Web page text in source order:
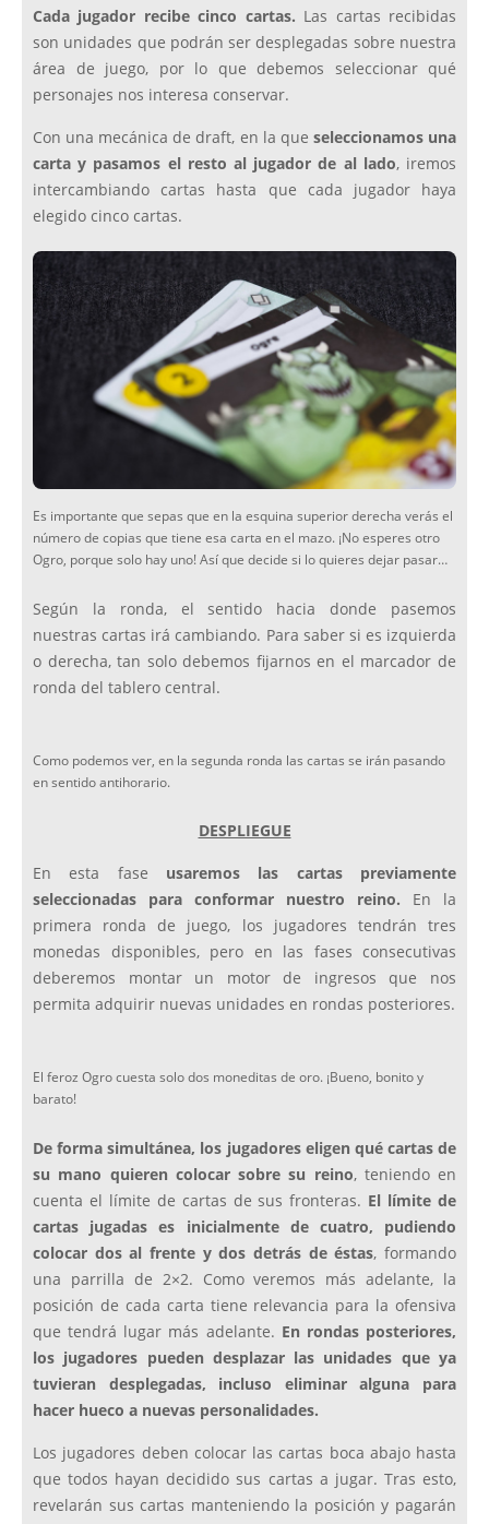
Cada jugador recibe cinco cartas. Las cartas recibidas
son unidades que podrán ser desplegadas sobre nuestra
área de juego, por lo que debemos seleccionar qué
personajes nos interesa conservar.
Con una mecánica de draft, en la que seleccionamos una
carta y pasamos el resto al jugador de al lado, iremos
intercambiando cartas hasta que cada jugador haya
elegido cinco cartas.
Es importante que sepas que en la esquina superior derecha verás el
número de copias que tiene esa carta en el mazo. ¡No esperes otro
Ogro, porque solo hay uno! Así que decide si lo quieres dejar pasar…
Según la ronda, el sentido hacia donde pasemos
nuestras cartas irá cambiando. Para saber si es izquierda
o derecha, tan solo debemos fijarnos en el marcador de
ronda del tablero central.
Como podemos ver, en la segunda ronda las cartas se irán pasando
en sentido antihorario.
DESPLIEGUE
En esta fase usaremos las cartas previamente
seleccionadas para conformar nuestro reino. En la
primera ronda de juego, los jugadores tendrán tres
monedas disponibles, pero en las fases consecutivas
deberemos montar un motor de ingresos que nos
permita adquirir nuevas unidades en rondas posteriores.
El feroz Ogro cuesta solo dos moneditas de oro. ¡Bueno, bonito y
barato!
De forma simultánea, los jugadores eligen qué cartas de
su mano quieren colocar sobre su reino, teniendo en
cuenta el límite de cartas de sus fronteras. El límite de
cartas jugadas es inicialmente de cuatro, pudiendo
colocar dos al frente y dos detrás de éstas, formando
una parrilla de 2×2. Como veremos más adelante, la
posición de cada carta tiene relevancia para la ofensiva
que tendrá lugar más adelante. En rondas posteriores,
los jugadores pueden desplazar las unidades que ya
tuvieran desplegadas, incluso eliminar alguna para
hacer hueco a nuevas personalidades.
Los jugadores deben colocar las cartas boca abajo hasta
que todos hayan decidido sus cartas a jugar. Tras esto,
revelarán sus cartas manteniendo la posición y pagarán